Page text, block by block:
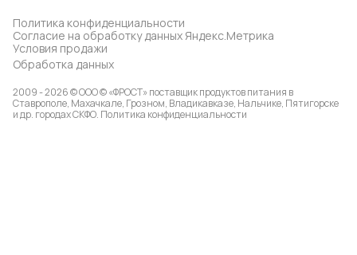
Политика конфиденциальности
Согласие на обработку данных Яндекс.Метрика
Условия продажи
Обработка данных
2009 - 2026 © ООО © «ФРОСТ» поставщик продуктов питания в
Ставрополе, Махачкале, Грозном, Владикавказе, Нальчике, Пятигорске
и др. городах СКФО. Политика конфиденциальности